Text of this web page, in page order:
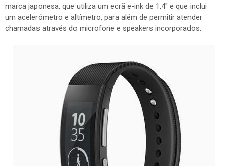
marca japonesa, que utiliza um ecrã e-ink de 1,4" e que inclui
um acelerómetro e altímetro, para além de permitir atender
chamadas através do microfone e speakers incorporados.